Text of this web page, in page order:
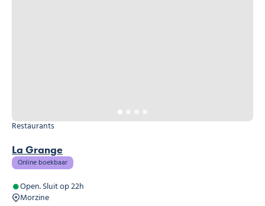
La Grange
Restaurants
Online boekbaar
Open. Sluit op 22h
Morzine